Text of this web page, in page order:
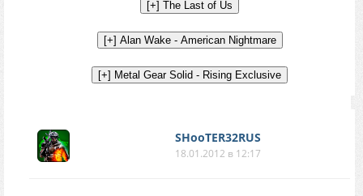
SHooTER32RUS
18.01.2012 в 12:17